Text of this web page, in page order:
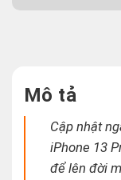
Mô tả
Cập nhật
iPhone 13
để lên đời